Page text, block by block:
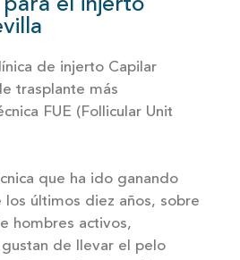
para el injerto
de injerto Capilar
trasplante más
FUE (Follicular Unit
que ha ido ganando
los últimos diez años, sobre
hombres activos,
de llevar el pelo